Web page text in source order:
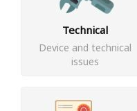
Technical
Device and technical
issues